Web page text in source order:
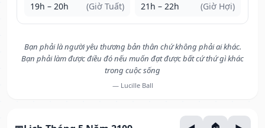
19h – 20h (Giờ Tuất) 21h – 22h (Giờ Hợi)
Bạn phải là người yêu thương bản thân chứ không phải ai khác.
Bạn phải làm được điều đó nếu muốn đạt được bất cứ thứ gì khác
trong cuộc sống
— Lucille Ball